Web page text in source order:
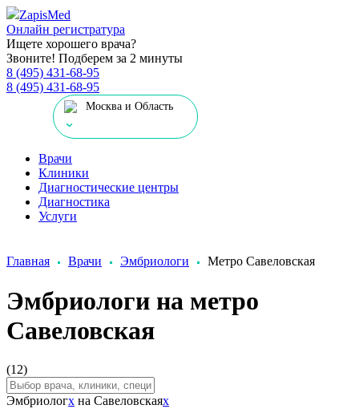
ZapisMed
Онлайн регистратура
Ищете хорошего врача?
Звоните! Подберем за 2 минуты
8 (495) 431-68-95
8 (495) 431-68-95
Москва и Область
Врачи
Клиники
Диагностические центры
Диагностика
Услуги
Главная Врачи Эмбриологи Метро Савеловская
Эмбриологи на метро
Савеловская
(12)
Эмбриологx на Савеловскаяx